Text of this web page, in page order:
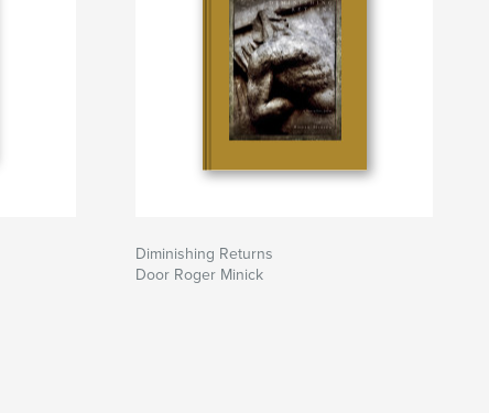
Diminishing Returns
Door Roger Minick